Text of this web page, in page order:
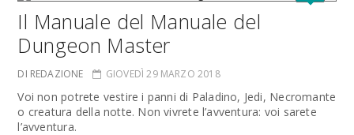
Il Manuale del Manuale del
Dungeon Master
DI REDAZIONE GIOVEDÌ 29 MARZO 2018
Voi non potrete vestire i panni di Paladino, Jedi, Necromante
o creatura della notte. Non vivrete l’avventura: voi sarete
l’avventura.